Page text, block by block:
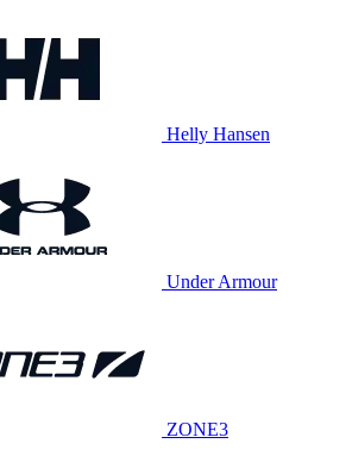
Helly Hansen
Under Armour
ZONE3